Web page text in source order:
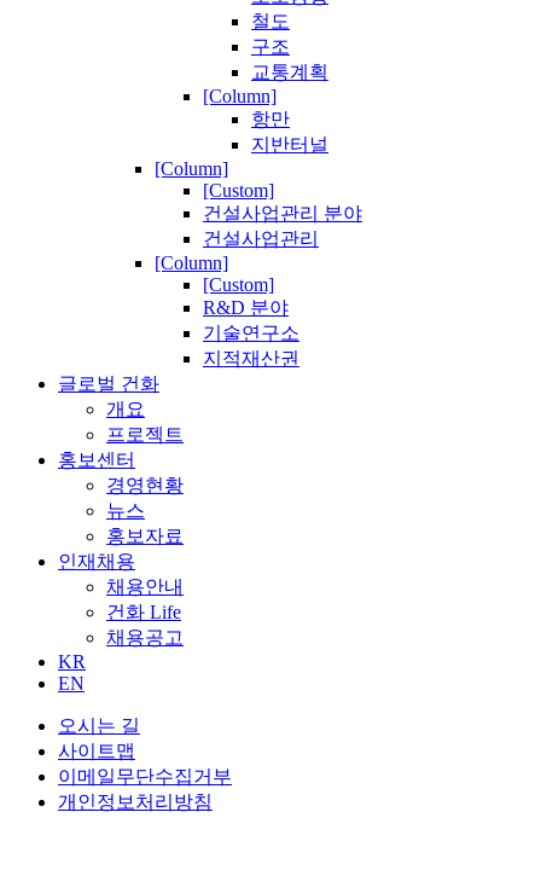
철도
구조
교통계획
[Column]
항만
지반터널
[Column]
[Custom]
건설사업관리 분야
건설사업관리
[Column]
[Custom]
R&D 분야
기술연구소
지적재산권
글로벌 건화
개요
프로젝트
홍보센터
경영현황
뉴스
홍보자료
인재채용
채용안내
건화 Life
채용공고
KR
EN
오시는 길
사이트맵
이메일무단수집거부
개인정보처리방침